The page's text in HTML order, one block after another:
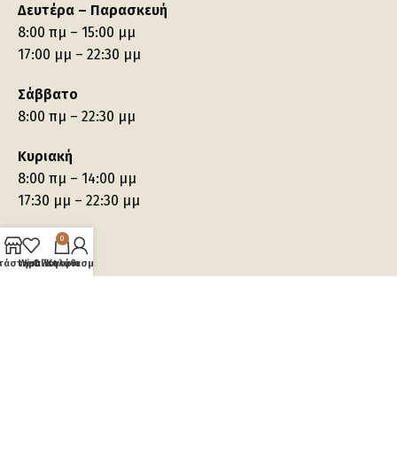
Δευτέρα – Παρασκευή
8:00 πμ – 15:00 μμ
17:00 μμ – 22:30 μμ
Σάββατο
8:00 πμ – 22:30 μμ
Κυριακή
8:00 πμ – 14:00 μμ
17:30 μμ – 22:30 μμ
Wishlist
0
Καλάθι
Ο λογαριασμός μου